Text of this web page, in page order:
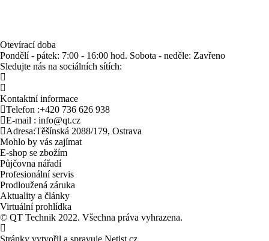
Otevírací doba
Pondělí - pátek: 7:00 - 16:00 hod. Sobota - neděle: Zavřeno
Sledujte nás na sociálních sítích:
Kontaktní informace
Telefon :+420 736 626 938
E-mail : info@qt.cz
Adresa:Těšínská 2088/179, Ostrava
Mohlo by vás zajímat
E-shop se zbožím
Půjčovna nářadí
Profesionální servis
Prodloužená záruka
Aktuality a články
Virtuální prohlídka
© QT Technik 2022. Všechna práva vyhrazena.
Stránky vytvořil a spravuje Netist.cz